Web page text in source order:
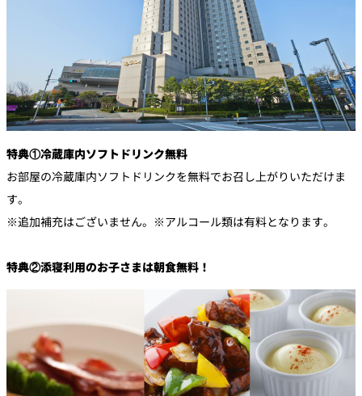
特典①冷蔵庫内ソフトドリンク無料
お部屋の冷蔵庫内ソフトドリンクを無料でお召し上がりいただけま
す。
※追加補充はございません。※アルコール類は有料となります。
特典②添寝利用のお子さまは朝食無料！